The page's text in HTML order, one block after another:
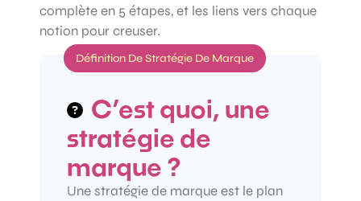
complète en 5 étapes, et les liens vers chaque
notion pour creuser.
Définition De Stratégie De Marque
C’est quoi, une
stratégie de
marque ?
Une stratégie de marque est le plan